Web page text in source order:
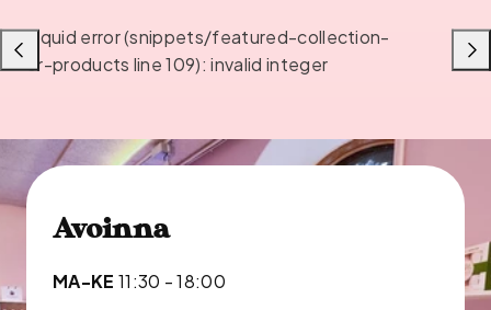
Liquid error (snippets/featured-collection-
or-products line 109): invalid integer
Liu'uta
vasemmalle
Avoinna
MA-KE 11:30 - 18:00